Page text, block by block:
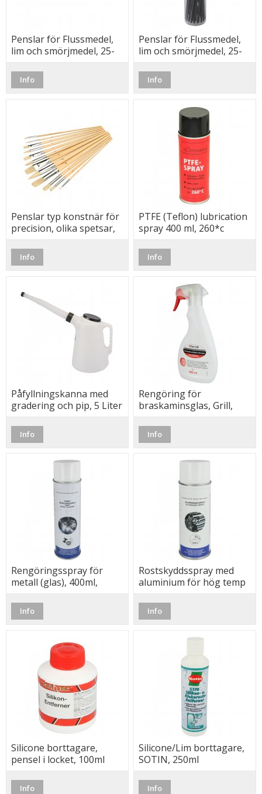
Penslar för Flussmedel,
lim och smörjmedel, 25-
Info
Penslar för Flussmedel,
lim och smörjmedel, 25-
Info
Penslar typ konstnär för
precision, olika spetsar,
Info
PTFE (Teflon) lubrication
spray 400 ml, 260*c
Info
Påfyllningskanna med
gradering och pip, 5 Liter
Info
Rengöring för
braskaminsglas, Grill,
Info
Rengöringsspray för
metall (glas), 400ml,
Info
Rostskyddsspray med
aluminium för hög temp
Info
Silicone borttagare,
pensel i locket, 100ml
Info
Silicone/Lim borttagare,
SOTIN, 250ml
Info